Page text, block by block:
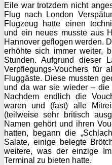
Eile war trotzdem nicht
Flug nach London
Flugzeug hatte einen
und ein neues musste aus
Hannover geflogen werden.
erhöhte sich immer weiter,
Stunden. Aufgrund dieser
Verpflegungs-Vouchers für
Fluggäste. Diese mussten
und da war sie wieder – die
Nachdem endlich die
waren und (fast) alle
(teilweise sehr britisch
Namen gehört und ihren
hatten, begann die
Salate, einige belegte
weitere, was der einzige
Terminal zu bieten hatte.